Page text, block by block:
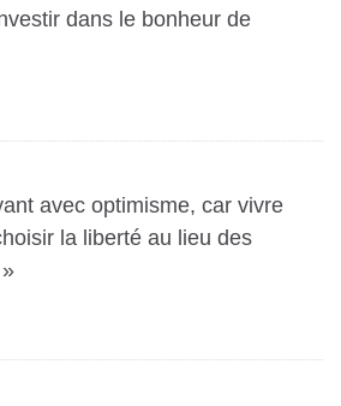
dans le bonheur de
avec optimisme, car vivre
la liberté au lieu des